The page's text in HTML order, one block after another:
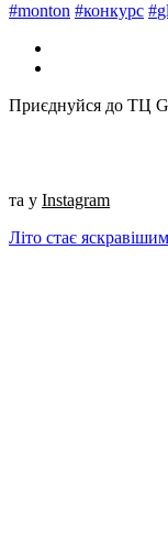
#monton #конкурс #
Приєднуйся до ТЦ
та у Instagram
Літо стає